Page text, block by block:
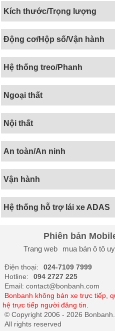
Kích thước/Trọng lượng
Động cơ/Hộp số/Vận hành
Hệ thống treo/Phanh
Ngoại thất
Nội thất
An toàn/An ninh
Vận hành
Hệ thống hỗ trợ lái xe ADAS
Phiên bản
Trang web mua bán ô tôuy
Điện thoại:
024-7109 7999
Hotline:
094 2727 225
Email: contact@bonbanh.com
Bonbanh không bán xe trực tiếp,
hệ trực tiếp người đăng tin.
© Copyright 2006 - 2026
All rights reserved